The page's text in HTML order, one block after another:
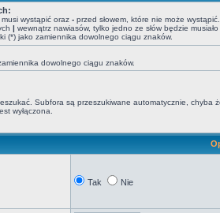
wystąpić oraz - przed słowem, które nie może
| wewnątrz nawiasów, tylko jedno ze słów będzie musiało
(*) jako zamiennika dowolnego ciągu znaków.
dowolnego ciągu znaków.
Subfora są przeszukiwane automatycznie, chyba
wyłączona.
Tak Nie